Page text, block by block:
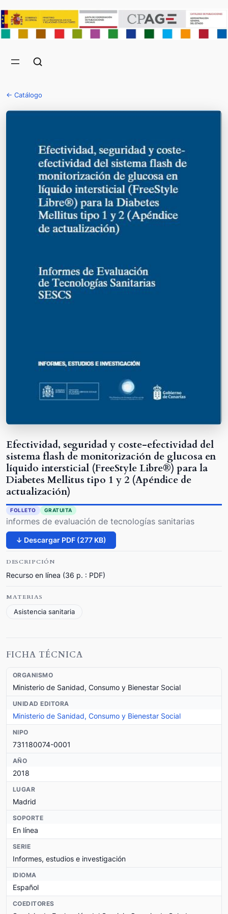
← Catálogo
Efectividad, seguridad y coste-efectividad del
sistema flash de monitorización de glucosa en
líquido intersticial (FreeStyle Libre®) para la
Diabetes Mellitus tipo 1 y 2 (Apéndice de
actualización)
FOLLETO GRATUITA
informes de evaluación de tecnologías sanitarias
↓ Descargar PDF (277 KB)
DESCRIPCIÓN
Recurso en línea (36 p. : PDF)
MATERIAS
Asistencia sanitaria
FICHA TÉCNICA
ORGANISMO
Ministerio de Sanidad, Consumo y Bienestar Social
UNIDAD EDITORA
Ministerio de Sanidad, Consumo y Bienestar Social
NIPO
731180074-0001
AÑO
2018
LUGAR
Madrid
SOPORTE
En línea
SERIE
Informes, estudios e investigación
IDIOMA
Español
COEDITORES